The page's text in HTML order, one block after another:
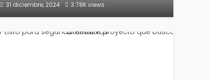
31 diciembre, 2024 3.78K views